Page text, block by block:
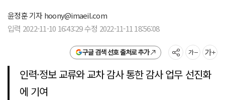
윤정훈 기자hoony@imaeil.com
입력 2022-11-10 16:43:29 수정 2022-11-11 18:56:08
구글 검색 선호 출처로 추가
인력·정보 교류와 교차 감사 통한 감사 업무 선진화
에 기여